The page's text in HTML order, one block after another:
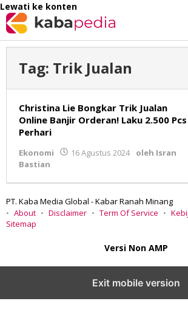
Lewati ke konten
Tag: Trik Jualan
Christina Lie Bongkar Trik Jualan
Online Banjir Orderan! Laku 2.500 Pcs
Perhari
Ekonomi 16 Agustus 2024 oleh Isran
Bastian
PT. Kaba Media Global - Kabar Ranah Minang
About
Disclaimer Term Of Service
Sitemap
Versi Non AMP
Exit mobile version